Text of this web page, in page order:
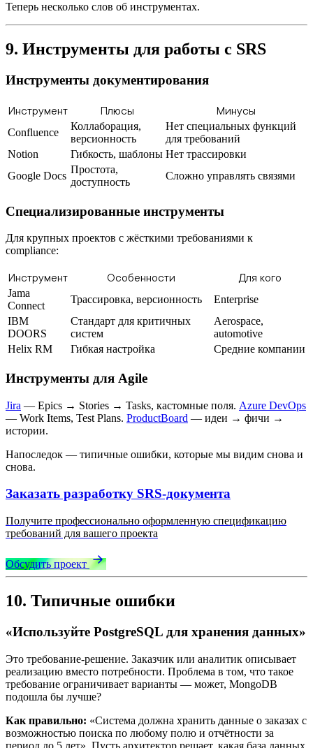
Теперь несколько слов об инструментах.
9. Инструменты для работы с SRS
Инструменты документирования
Инструмент Плюсы Минусы
Confluence
Коллаборация,
версионность
Нет специальных функций
для требований
Notion
Гибкость, шаблоны Нет трассировки
Google Docs
Простота,
доступность
Сложно управлять связями
Специализированные инструменты
Для крупных проектов с жёсткими требованиями к
compliance:
Инструмент Особенности Для кого
Jama
Connect
Трассировка, версионность
Enterprise
IBM
DOORS
Стандарт для критичных
систем
Aerospace,
automotive
Helix RM
Гибкая настройка Средние компании
Инструменты для Agile
Jira — Epics → Stories → Tasks, кастомные поля. Azure DevOps
— Work Items, Test Plans. ProductBoard — идеи → фичи →
истории.
Напоследок — типичные ошибки, которые мы видим снова и
снова.
Заказать разработку SRS-документа
Получите профессионально оформленную спецификацию
требований для вашего проекта
Обсудить проект
10. Типичные ошибки
«Используйте PostgreSQL для хранения данных»
Это требование-решение. Заказчик или аналитик описывает
реализацию вместо потребности. Проблема в том, что такое
требование ограничивает варианты — может, MongoDB
подошла бы лучше?
Как правильно: «Система должна хранить данные о заказах с
возможностью поиска по любому полю и отчётности за
период до 5 лет». Пусть архитектор решает, какая база данных